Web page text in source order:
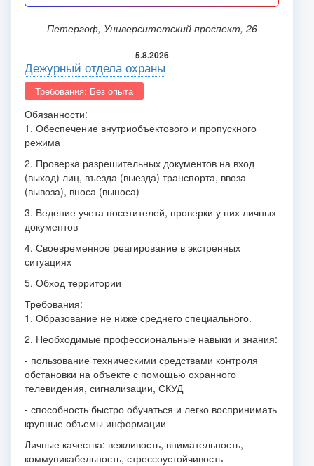
Петергоф, Университетский проспект, 26
5.8.2026
Дежурный отдела охраны
Требования: Без опыта
Обязанности:
1. Обеспечение внутриобъектового и пропускного
режима
2. Проверка разрешительных документов на вход
(выход) лиц, въезда (выезда) транспорта, ввоза
(вывоза), вноса (выноса)
3. Ведение учета посетителей, проверки у них личных
документов
4. Своевременное реагирование в экстренных
ситуациях
5. Обход территории
Требования:
1. Образование не ниже среднего специального.
2. Необходимые профессиональные навыки и знания:
- пользование техническими средствами контроля
обстановки на объекте с помощью охранного
телевидения, сигнализации, СКУД
- способность быстро обучаться и легко воспринимать
крупные объемы информации
Личные качества: вежливость, внимательность,
коммуникабельность, стрессоустойчивость